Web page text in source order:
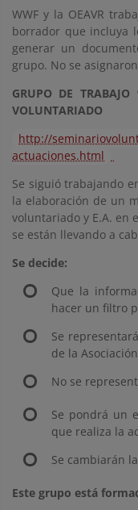
WWF y la OEAVR
borrador que incluya
generar un
grupo. No se
GRUPO DE TRABAJO
VOLUNTARIADO
http://
actuaciones.html
Se siguió trabajando
la elaboración de un
voluntariado y E.A. en
se están llevando a
Se decide:
Que la
hacer un filtro
Se
de la
No se
Se pondrá un
que realiza la
Se cambiarán
Este grupo está